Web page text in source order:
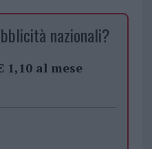
nazionali?
1,10 al mese